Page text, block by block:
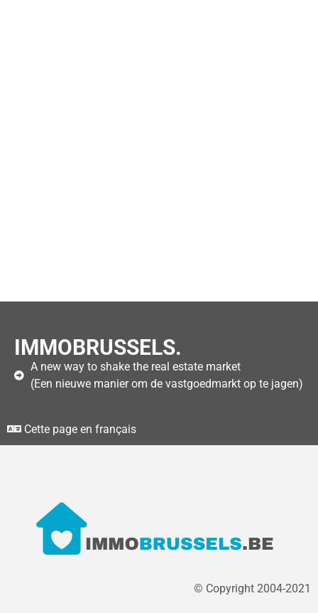
IMMOBRUSSELS.
A new way to shake the real estate market
(Een nieuwe manier om de vastgoedmarkt op te jagen)
Cette page en français
© Copyright 2004-2021